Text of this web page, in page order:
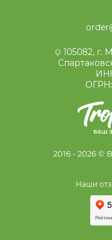
105082, г.
ОГРН:
2016 - 2026 ©
Наши